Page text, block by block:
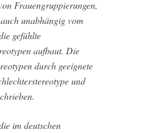
Frauengruppierungen,
unabhängig vom
gefühlte
aufbaut. Die
durch geeignete
und
im deutschen